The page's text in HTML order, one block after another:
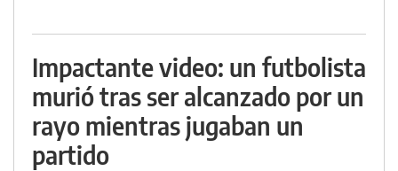
Impactante video: un futbolista
murió tras ser alcanzado por un
rayo mientras jugaban un
partido